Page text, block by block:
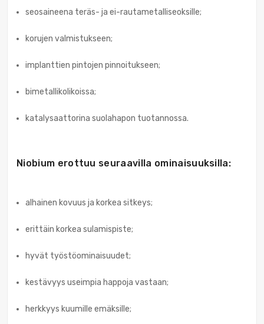
seosaineena teräs- ja ei-rautametalliseoksille;
korujen valmistukseen;
implanttien pintojen pinnoitukseen;
bimetallikolikoissa;
katalysaattorina suolahapon tuotannossa.
Niobium erottuu seuraavilla ominaisuuksilla:
alhainen kovuus ja korkea sitkeys;
erittäin korkea sulamispiste;
hyvät työstöominaisuudet;
kestävyys useimpia happoja vastaan;
herkkyys kuumille emäksille;